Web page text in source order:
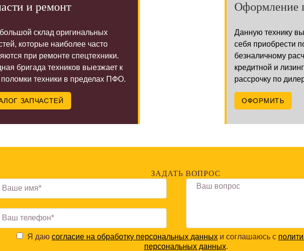
и ремонт
склад оригинальных
которые наиболее часто
при ремонте спецтехники.
бригада техников выезжает к
поломки техники в пределах ПФО.
ЗАПЧАСТЕЙ
Оформление
Данную технику
себя приобрести
безналичному
кредитной и
рассрочку по
ОФОРМИТЬ
ЗАДАТЬ ВОПРОС
Я даю согласие на обработку персональных данных и соглашаюсь с
персональных данных.